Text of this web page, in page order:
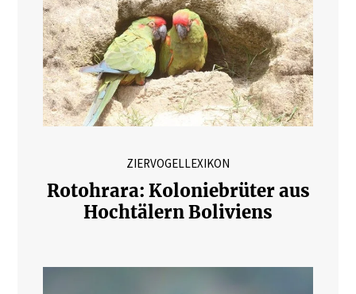
ZIERVOGELLEXIKON
Rotohrara: Koloniebrüter aus
Hochtälern Boliviens